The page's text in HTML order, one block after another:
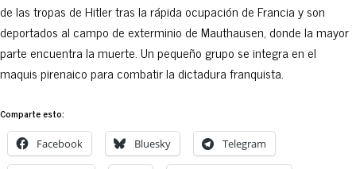
de las tropas de Hitler tras la rápida ocupación de Francia y son
deportados al campo de exterminio de Mauthausen, donde la mayor
parte encuentra la muerte. Un pequeño grupo se integra en el
maquis pirenaico para combatir la dictadura franquista.
Comparte esto:
Facebook Bluesky Telegram